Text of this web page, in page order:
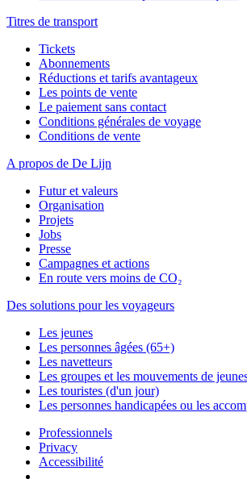
Titres de transport
Tickets
Abonnements
Réductions et tarifs avantageux
Les points de vente
Le paiement sans contact
Conditions générales de voyage
Conditions de vente
A propos de De Lijn
Futur et valeurs
Organisation
Projets
Jobs
Presse
Campagnes et actions
En route vers moins de CO₂
Des solutions pour les voyageurs
Les jeunes
Les personnes âgées (65+)
Les navetteurs
Les groupes et les mouvements de
Les touristes (d'un jour)
Les personnes handicapées ou les
Professionnels
Privacy
Accessibilité